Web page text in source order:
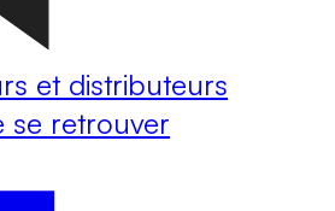
et distributeurs
se retrouver